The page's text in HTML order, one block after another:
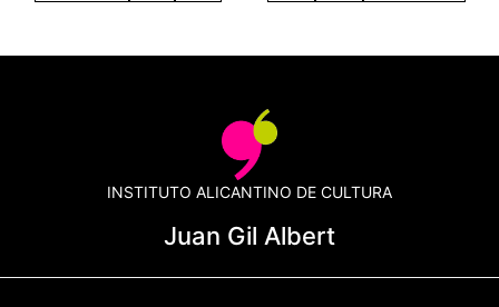
INSTITUTO ALICANTINO DE CULTURA
Juan Gil Albert